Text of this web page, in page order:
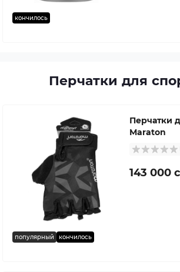
кончилось
Перчатки для
популярный кончилось
Перчатки
Maraton
143 000